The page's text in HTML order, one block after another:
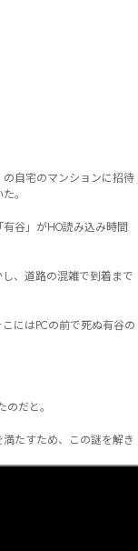
自宅のマンションに招待
。
谷」がHO読み込み時間
、道路の混雑で到着まで
にはPCの前で死ぬ有谷の
だと。
たすため、この謎を解き